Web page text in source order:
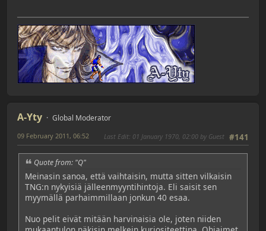
A-Yty Global Moderator
#141
09 February 2011, 06:52 Last Edit: 01 January 1970, 02:00 by Guest
Quote from: "Q"
Meinasin sanoa, että vaihtaisin, mutta sitten vilkaisin
TNG:n nykyisiä jälleenmyyntihintoja. Eli saisit sen
myymällä parhaimmillaan jonkun 40 esaa.
Nuo pelit eivät mitään harvinaisia ole, joten niiden